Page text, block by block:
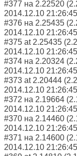
#377 на 2.22520
2014.12.10
#376 на 2.25435
2014.12.10
#375 at 2.25435
2014.12.10
#374 на 2.20324
2014.12.10
#373 at 2.20444
2014.12.10
#372 на 2.19664
2014.12.10
#370 на 2.14460
2014.12.10
#371 на 2.14600
2014.12.10